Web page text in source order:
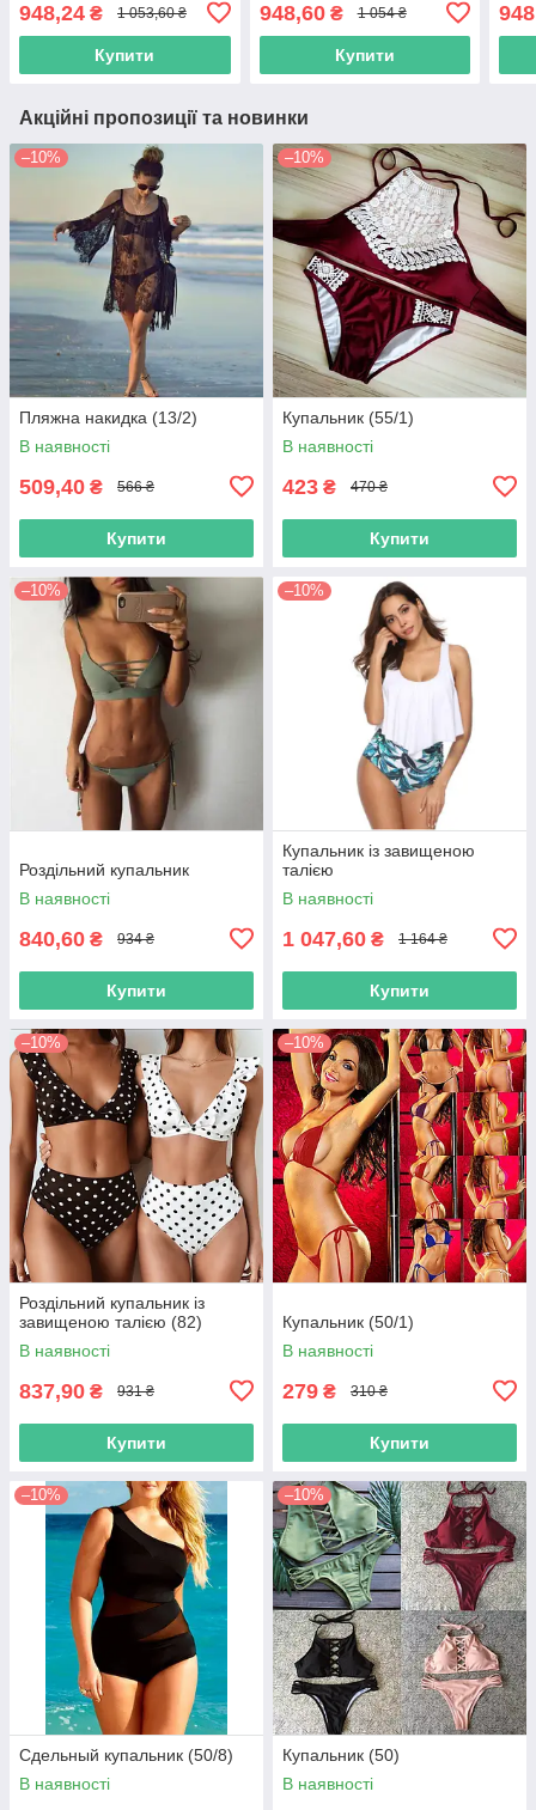
948,24 ₴ 1 053,60 ₴
Купити
948,60₴ 1 054 ₴
Купити
Акційні пропозиції та новинки
–10%
Пляжна накидка (13/2)
В наявності
509,40 ₴ 566 ₴
Купити
–10%
Купальник (55/1)
В наявності
423 ₴ 470 ₴
Купити
–10%
Роздільний купальник
В наявності
840,60 ₴ 934 ₴
Купити
–10%
Купальник із завищеною
талією
В наявності
1 047,60 ₴ 1 164 ₴
Купити
–10%
Роздільний купальник із
завищеною талією (82)
В наявності
837,90 ₴ 931 ₴
Купити
–10%
Купальник (50/1)
В наявності
279 ₴ 310 ₴
Купити
–10%
Сдельный купальник (50/8)
В наявності
–10%
Купальник (50)
В наявності